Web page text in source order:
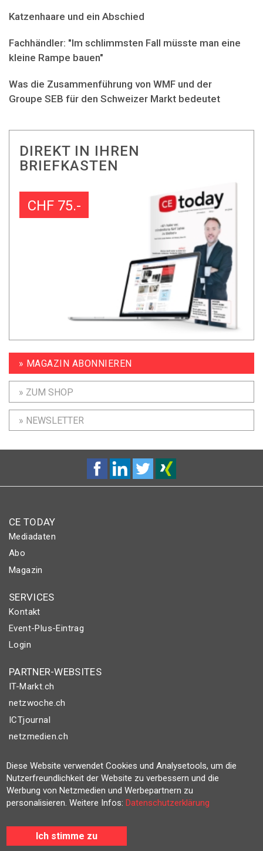
Katzenhaare und ein Abschied
Fachhändler: "Im schlimmsten Fall müsste man eine
kleine Rampe bauen"
Was die Zusammenführung von WMF und der
Groupe SEB für den Schweizer Markt bedeutet
DIREKT IN IHREN
BRIEFKASTEN
CHF 75.-
» MAGAZIN ABONNIEREN
» ZUM SHOP
» NEWSLETTER
CE TODAY
Mediadaten
Abo
Magazin
SERVICES
Kontakt
Event-Plus-Eintrag
Login
PARTNER-WEBSITES
IT-Markt.ch
netzwoche.ch
ICTjournal
netzmedien.ch
© NETZMEDIEN AG 2026
Impressum
AGB
Datenschutzerklärung
Diese Website verwendet Cookies und Analysetools, um die
Nutzerfreundlichkeit der Website zu verbessern und die
Werbung von Netzmedien und Werbepartnern zu
personalisieren. Weitere Infos:Datenschutzerklärung
Ich stimme zu